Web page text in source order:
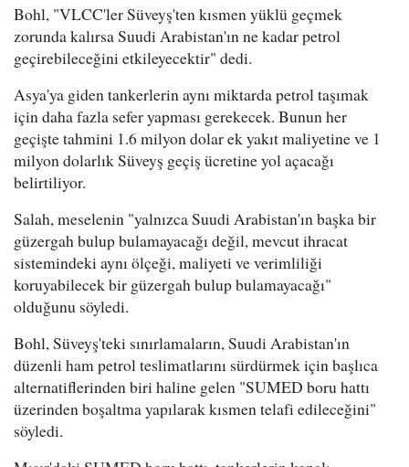
Bohl, "VLCC'ler Süveyş'ten kısmen yüklü geçmek
zorunda kalırsa Suudi Arabistan'ın ne kadar petrol
geçirebileceğini etkileyecektir" dedi.
Asya'ya giden tankerlerin aynı miktarda petrol taşımak
için daha fazla sefer yapması gerekecek. Bunun her
geçişte tahmini 1.6 milyon dolar ek yakıt maliyetine ve 1
milyon dolarlık Süveyş geçiş ücretine yol açacağı
belirtiliyor.
Salah, meselenin "yalnızca Suudi Arabistan'ın başka bir
güzergah bulup bulamayacağı değil, mevcut ihracat
sistemindeki aynı ölçeği, maliyeti ve verimliliği
koruyabilecek bir güzergah bulup bulamayacağı"
olduğunu söyledi.
Bohl, Süveyş'teki sınırlamaların, Suudi Arabistan'ın
düzenli ham petrol teslimatlarını sürdürmek için başlıca
alternatiflerinden biri haline gelen "SUMED boru hattı
üzerinden boşaltma yapılarak kısmen telafi edileceğini"
söyledi.